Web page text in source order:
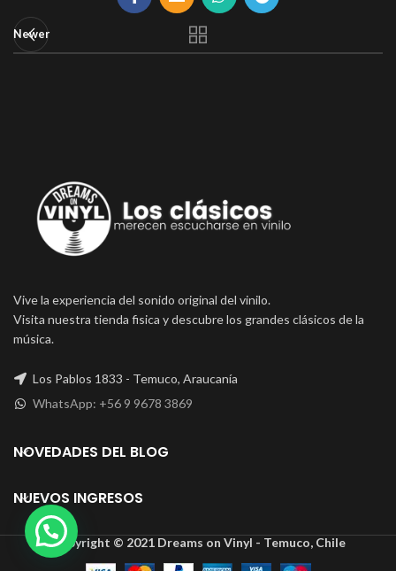
Newer
Vive la experiencia del sonido original del vinilo.
Visita nuestra tienda fisica y descubre los grandes clásicos de la
música.
Los Pablos 1833 - Temuco, Araucanía
WhatsApp: +56 9 9678 3869
NOVEDADES DEL BLOG
NUEVOS INGRESOS
Copyright © 2021 Dreams on Vinyl - Temuco, Chile